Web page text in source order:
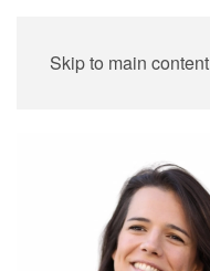
Skip to main content